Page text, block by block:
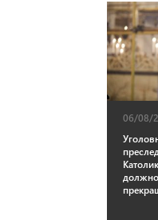
06/08/